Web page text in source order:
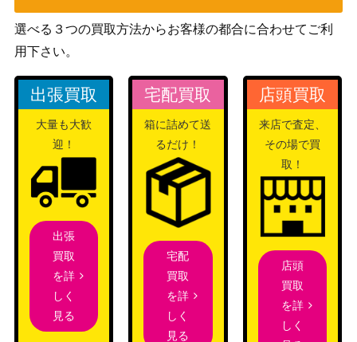
選べる３つの買取方法からお客様の都合に合わせてご利
用下さい。
出張買取
大量も大歓
迎！
出張
買取
を詳
しく
見る
宅配買取
箱に詰めて送
るだけ！
宅配
買取
を詳
しく
見る
店頭買取
来店で査定、
その場で買
取！
店頭
買取
を詳
しく